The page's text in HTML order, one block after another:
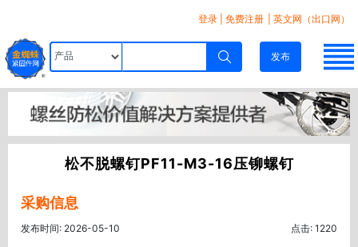
登录 免费注册 | 英文网（出口网）
发布
松不脱螺钉PF11-M3-16压铆螺钉
采购信息
发布时间: 2026-05-10 点击: 1220